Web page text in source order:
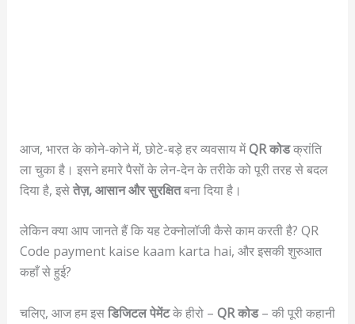
आज, भारत के कोने-कोने में, छोटे-बड़े हर व्यवसाय मेंQR कोडक्रांति
ला चुका है। इसने हमारे पैसों के लेन-देन के तरीके को पूरी तरह से बदल
दिया है, इसेतेज़, आसान और सुरक्षितबना दिया है।
लेकिन क्या आप जानते हैं कि यह टेक्नोलॉजी कैसे काम करती है? QR
Code payment kaise kaam karta hai, और इसकी शुरुआत
कहाँ से हुई?
चलिए, आज हम इसडिजिटल पेमेंटके हीरो – QR कोड– की पूरी कहानी